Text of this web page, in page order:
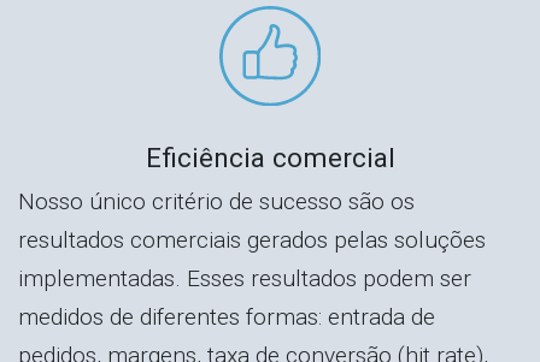
Eficiência comercial
Nosso único critério de sucesso são os
resultados comerciais gerados pelas soluções
implementadas. Esses resultados podem ser
medidos de diferentes formas: entrada de
pedidos, margens, taxa de conversão (hit rate),